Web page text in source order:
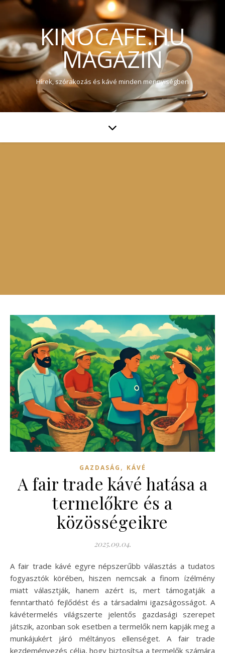
KINOCAFE.HU
MAGAZIN
Hírek, szórakozás és kávé minden mennyiségben
GAZDASÁG , KÁVÉ
A fair trade kávé hatása a
termelőkre és a
közösségeikre
2025.09.04.
A fair trade kávé egyre népszerűbb választás a tudatos
fogyasztók körében, hiszen nemcsak a finom ízélmény
miatt választják, hanem azért is, mert támogatják a
fenntartható fejlődést és a társadalmi igazságosságot. A
kávétermelés világszerte jelentős gazdasági szerepet
játszik, azonban sok esetben a termelők nem kapják meg a
munkájukért járó méltányos ellenséget. A fair trade
kezdeményezés célja, hogy biztosítsa a termelők számára